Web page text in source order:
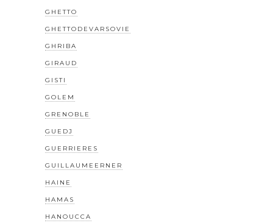
GHETTO
GHETTODEVARSOVIE
GHRIBA
GIRAUD
GISTI
GOLEM
GRENOBLE
GUEDJ
GUERRIERES
GUILLAUMEERNER
HAINE
HAMAS
HANOUCCA